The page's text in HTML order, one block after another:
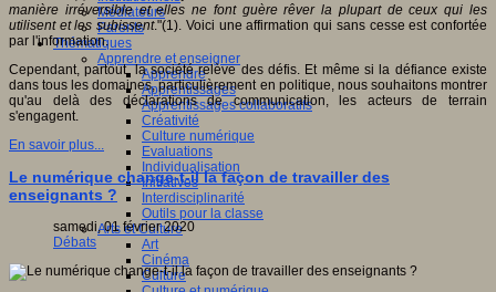
Médiateurs
Parents
Thématiques
Apprendre et enseigner
Apprendre
Apprentissages
Apprentissages collaboratifs
Créativité
Culture numérique
Evaluations
Individualisation
Initiatives
Interdisciplinarité
Outils pour la classe
Arts et Culture
Art
Cinéma
Culture
manière irréversible et elles ne font guère rêver la plupart de ceux qui les
utilisent et les subissent."(1). Voici une affirmation qui sans cesse est confortée
par l'information.
Cependant, partout, la société relève des défis. Et même si la défiance existe
dans tous les domaines, particulièrement en politique, nous souhaitons montrer
qu'au delà des déclarations de communication, les acteurs de terrain
s'engagent.
En savoir plus...
Le numérique change-t-il la façon de travailler des
enseignants ?
samedi, 01 février 2020
Débats